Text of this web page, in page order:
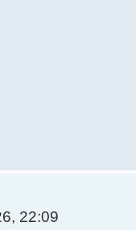
22:09